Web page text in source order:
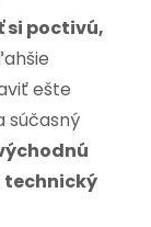
si poctivú,
ešte
súčasný
technický